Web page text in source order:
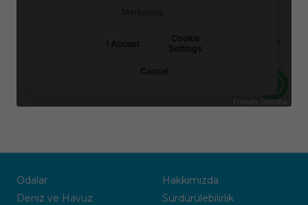
Odalar
Deniz ve Havuz
Hakkımızda
Sürdürülebilirlik